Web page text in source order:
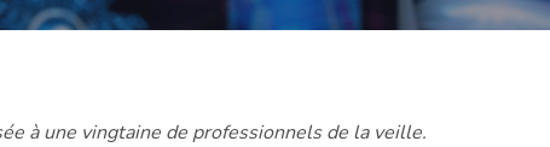
à une vingtaine de professionnels de la veille.